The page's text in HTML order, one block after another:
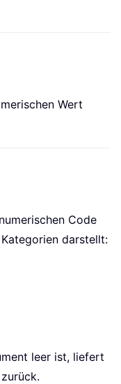
Wert
Code
darstellt:
leer ist, liefert